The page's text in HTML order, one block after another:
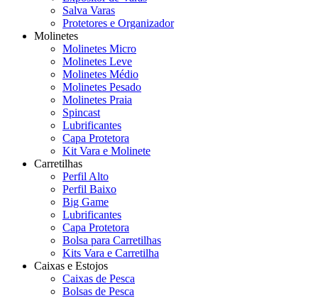
Salva Varas
Protetores e Organizador
Molinetes
Molinetes Micro
Molinetes Leve
Molinetes Médio
Molinetes Pesado
Molinetes Praia
Spincast
Lubrificantes
Capa Protetora
Kit Vara e Molinete
Carretilhas
Perfil Alto
Perfil Baixo
Big Game
Lubrificantes
Capa Protetora
Bolsa para Carretilhas
Kits Vara e Carretilha
Caixas e Estojos
Caixas de Pesca
Bolsas de Pesca